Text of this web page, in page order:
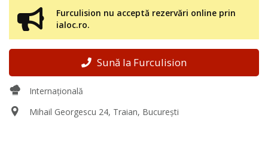
Furculision nu acceptă rezervări online prin
ialoc.ro.
Sună la Furculision
Internațională
Mihail Georgescu 24, Traian, București